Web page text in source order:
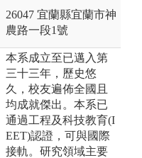
26047 宜蘭縣宜蘭市神
農路一段1號
本系成立至已邁入第
三十三年，歷史悠
久，校友遍佈全國且
均成就傑出。本系已
通過工程及科技教育(I
EET)認證，可與國際
接軌。研究領域主要